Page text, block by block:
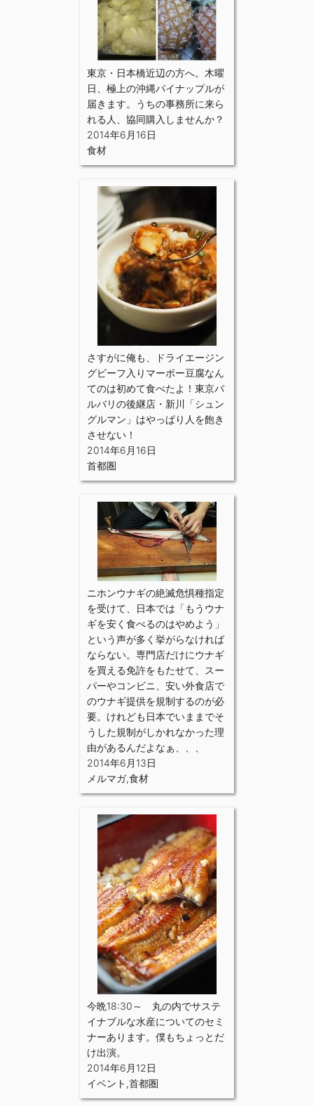
東京・日本橋近辺の方へ。木曜
日、極上の沖縄パイナップルが
届きます。うちの事務所に来ら
れる人、協同購入しませんか？
2014年6月16日
食材
さすがに俺も、ドライエージン
グビーフ入りマーボー豆腐なん
てのは初めて食べたよ！東京バ
ルバリの後継店・新川「シュン
グルマン」はやっぱり人を飽き
させない！
2014年6月16日
首都圏
ニホンウナギの絶滅危惧種指定
を受けて、日本では「もうウナ
ギを安く食べるのはやめよう」
という声が多く挙がらなければ
ならない。専門店だけにウナギ
を買える免許をもたせて、スー
パーやコンビニ、安い外食店で
のウナギ提供を規制するのが必
要。けれども日本でいままでそ
うした規制がしかれなかった理
由があるんだよなぁ、、、
2014年6月13日
メルマガ,食材
今晩18:30～ 丸の内でサステ
イナブルな水産についてのセミ
ナーあります。僕もちょっとだ
け出演。
2014年6月12日
イベント ,首都圏